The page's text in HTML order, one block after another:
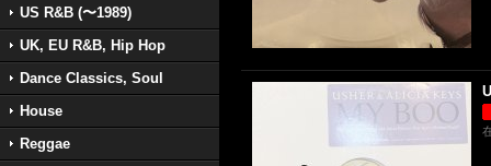
US R&B (〜1989)
UK, EU R&B, Hip Hop
Dance Classics, Soul
House
Reggae